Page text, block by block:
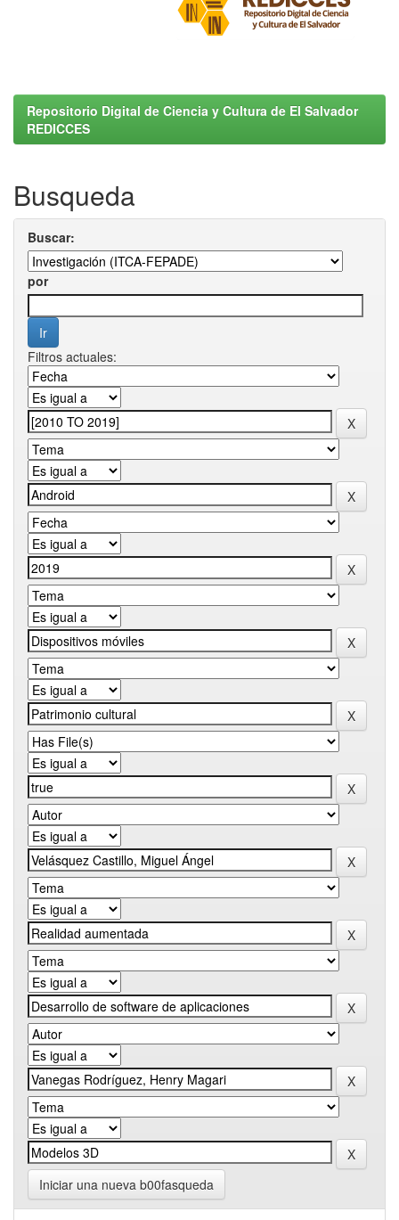
Repositorio Digital de Ciencia y Cultura de El Salvador
REDICCES
Busqueda
Buscar:
por
Filtros actuales:
Iniciar una nueva b00fasqueda